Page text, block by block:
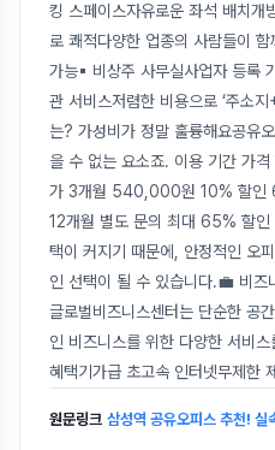
킹 스페이스자유로운 좌석 배치개
로 쾌적다양한 업종의 사람들이
가능▪ 비상주 사무실사업자 등록
관 서비스저렴한 비용으로 ‘주소
는? 가성비가 정말 훌륭해요공유
을 수 없는 요소죠. 이용 기간 가
가 3개월 540,000원 10% 할
12개월 별도 문의 최대 65% 할인
택이 커지기 때문에, 안정적인 오
인 선택이 될 수 있습니다.💼 비즈
글로벌비즈니스센터는 단순한 공
인 비즈니스를 위한 다양한 서비
혜택기가급 초고속 인터넷무제한
원문링크 삼성역 공유오피스 추천!